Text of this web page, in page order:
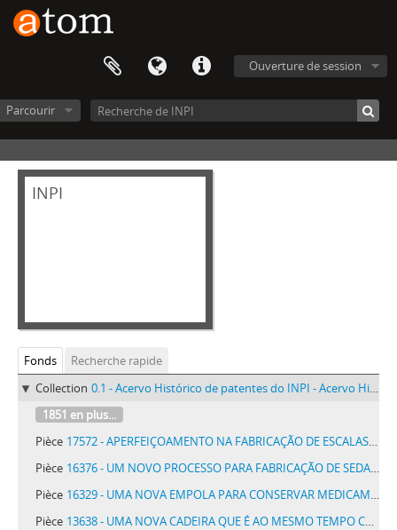
Ouverture de session
Parcourir
INPI
Fonds
Recherche rapide
Collection 0.1 - Acervo Histórico de patentes do INPI - Acervo Histórico de patentes do INPI
1851 en plus...
Pièce 17572 - APERFEIÇOAMENTO NA FABRICAÇÃO DE ESCALAS METRICAS E OUTRAS DOBRAVEIS
Pièce 16376 - UM NOVO PROCESSO PARA FABRICAÇÃO DE SEDA ARTIFICIAL
Pièce 16329 - UMA NOVA EMPOLA PARA CONSERVAR MEDICAMENTOS E OUTRAS SUBSTANCIAS
Pièce 13638 - UMA NOVA CADEIRA QUE É AO MESMO TEMPO CABIDE DENOMINADA CADEIRA CABIDE